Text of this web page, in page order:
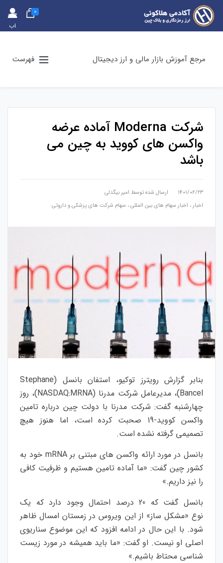
حس
اب
0
مرجع آموزش بازار مالی و ارز دیجیتال فهرست
شرکت Moderna آماده عرضه
واکسن‌ های کووید به چین می
باشد
۱۴۰۱/۰۶/۲۳ ارسال شده توسط امیر بیگدلی
اخبار ، اخبار سهام های بین المللی، سهام شرکت های پزشکی و داروئی
بنابر گزارش رویترز توکیو، استفان بانسل (Stephane
Bancel)، مدیرعامل شرکت مدرنا (NASDAQ:
MRNA
)، روز
چهارشنبه گفت: شرکت مدرنا با دولت چین درباره تامین
واکسن کووید-19 صحبت کرده است، اما هنوز هیچ
تصمیمی گرفته نشده است.
بانسل در مورد ارائه واکسن های مبتنی بر mRNA خود به
کشور چین گفت: «ما آماده تامین هستیم و ظرفیت کافی
را نیز داریم.»
بانسل گفت که 20 درصد احتمال وجود دارد که یک
نوع «مشکل ساز» از این ویروس در زمستان امسال ظاهر
شود. با این حال در ادامه افزود که این موضوع سناریوی
اصلی او نیست. او گفت: «ما باید همیشه در مورد زیست
شناسی محتاط باشیم.»